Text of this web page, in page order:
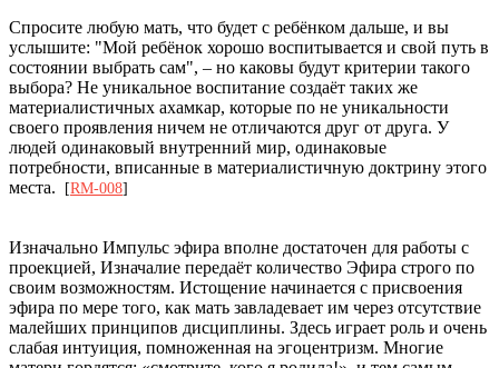
Спросите любую мать, что будет с ребёнком дальше, и вы
услышите: "Мой ребёнок хорошо воспитывается и свой путь в
состоянии выбрать сам", – но каковы будут критерии такого
выбора? Не уникальное воспитание создаёт таких же
материалистичных ахамкар, которые по не уникальности
своего проявления ничем не отличаются друг от друга. У
людей одинаковый внутренний мир, одинаковые
потребности, вписанные в материалистичную доктрину этого
места.
[RM-008]
Изначально Импульс эфира вполне достаточен для работы с
проекцией, Изначалие передаёт количество Эфира строго по
своим возможностям. Истощение начинается с присвоения
эфира по мере того, как мать завладевает им через отсутствие
малейших принципов дисциплины. Здесь играет роль и очень
слабая интуиция, помноженная на эгоцентризм. Многие